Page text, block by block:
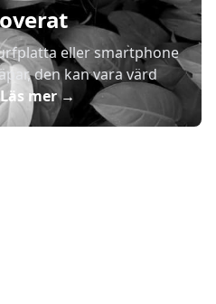
eller smartphone
den kan vara värd
Läs mer→